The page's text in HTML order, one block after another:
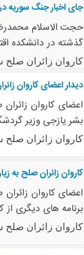
جای اخبار جنگ سوریه
حجت الاسلام
گذشته در دانشکده
کاروان زائران صلح
دیدار اعضای کاروان
اعضای کاروان
بشر یازجی وزیر
کاروان زائران صلح
کاروان زائران صلح به
اعضای کاروان
برنامه های دیگری از
کاروان زائران صلح